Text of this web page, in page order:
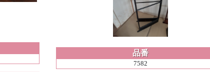
品番
7582